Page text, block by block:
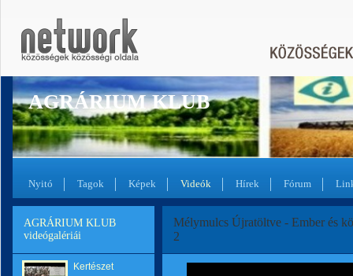
AGRÁRIUM KLUB
Nyitó Tagok Képek Videók Hírek Fórum
AGRÁRIUM KLUB
videógalériái
Kertészet
Mélymulcs Újratöltve - Ember és
2